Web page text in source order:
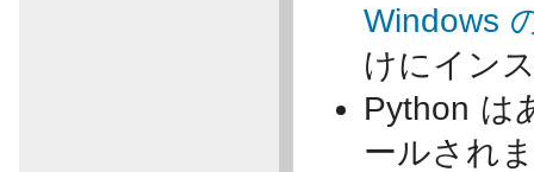
Windows
けにイン
Python は
ールされ